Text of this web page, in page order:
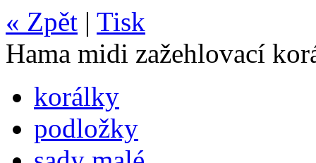
« Zpět | Tisk
Hama midi zažehlovací
korálky
podložky